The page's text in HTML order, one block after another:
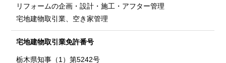
リフォームの企画・設計・施工・アフター管理
宅地建物取引業、空き家管理
宅地建物取引業免許番号
栃木県知事（1）第5242号